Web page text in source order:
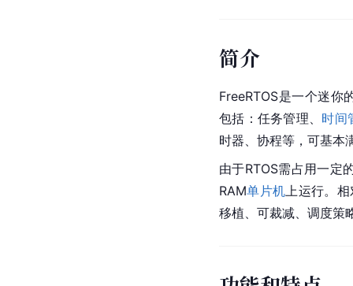
简介
FreeRTOS是一个迷你
包括：任务管理、 时间
时器、协程等，可基本
由于RTOS需占用一定
RAM单片机 上运行。
移植、可裁减、调度策